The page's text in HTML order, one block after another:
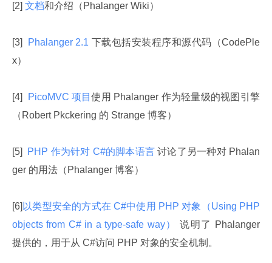
[2] 文档和介绍（Phalanger Wiki）
[3] Phalanger 2.1
下载包括安装程序和源代码（CodePle
x）
[4] PicoMVC 项目使用 Phalanger 作为轻量级的视图引擎
（Robert Pkckering 的 Strange 博客）
[5] PHP 作为针对 C#的脚本语言 讨论了另一种对 Phalan
ger 的用法（Phalanger 博客）
[6] 以类型安全的方式在 C#中使用 PHP 对象（Using PHP
objects from C# in a type-safe way） 说明了 Phalanger
提供的，用于从 C#访问 PHP 对象的安全机制。